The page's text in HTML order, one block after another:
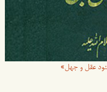
عقل و جهل»